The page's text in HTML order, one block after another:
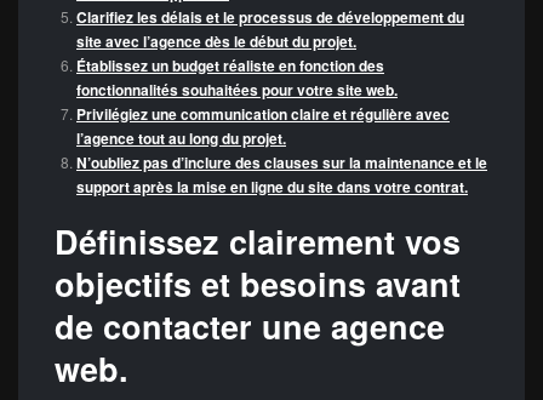
Clarifiez les délais et le processus de développement du
site avec l’agence dès le début du projet.
Établissez un budget réaliste en fonction des
fonctionnalités souhaitées pour votre site web.
Privilégiez une communication claire et régulière avec
l’agence tout au long du projet.
N’oubliez pas d’inclure des clauses sur la maintenance et le
support après la mise en ligne du site dans votre contrat.
Définissez clairement vos
objectifs et besoins avant
de contacter une agence
web.